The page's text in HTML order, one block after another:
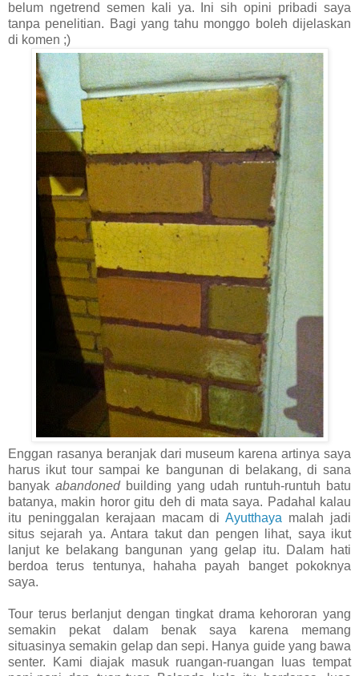
belum ngetrend semen kali ya. Ini sih opini pribadi saya
tanpa penelitian. Bagi yang tahu monggo boleh dijelaskan
di komen ;)
Enggan rasanya beranjak dari museum karena artinya saya
harus ikut tour sampai ke bangunan di belakang, di sana
banyak abandonedbuilding yang udah runtuh-runtuh batu
batanya, makin horor gitu deh di mata saya. Padahal kalau
itu peninggalan kerajaan macam diAyutthaya malah jadi
situs sejarah ya. Antara takut dan pengen lihat, saya ikut
lanjut ke belakang bangunan yang gelap itu. Dalam hati
berdoa terus tentunya, hahaha payah banget pokoknya
saya.
Tour terus berlanjut dengan tingkat drama kehororan yang
semakin pekat dalam benak saya karena memang
situasinya semakin gelap dan sepi. Hanya guide yang bawa
senter. Kami diajak masuk ruangan-ruangan luas tempat